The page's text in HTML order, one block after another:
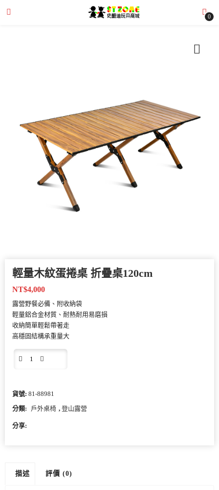
(購物需知)
0
輕量木紋蛋捲桌 折疊桌120cm
NT$4,000
露營野餐必備、附收納袋
輕量鋁合金材質、耐熱耐用易磨損
收納簡單輕鬆帶著走
高穩固結構承重量大
貨號: 81-88981
分類:
戶外桌椅 , 登山露營
分享:
描述 評價 (0)